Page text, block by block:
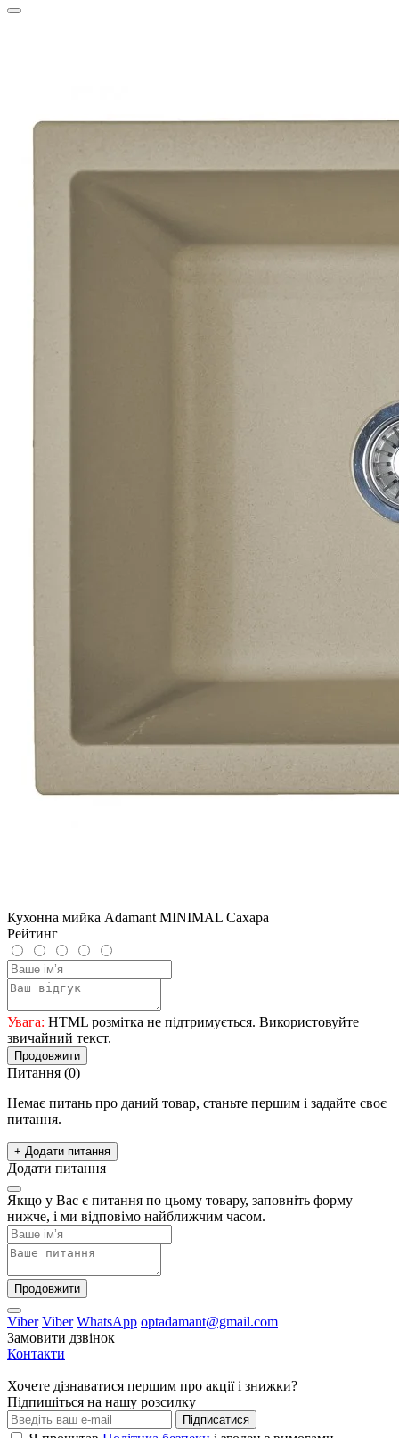
Кухонна мийка Adamant MINIMAL Сахара
Рейтинг
Увага: HTML розмітка не підтримується. Використовуйте
звичайний текст.
Продовжити
Питання (0)
Немає питань про даний товар, станьте першим і задайте своє
питання.
+ Додати питання
Додати питання
Якщо у Вас є питання по цьому товару, заповніть форму
нижче, і ми відповімо найближчим часом.
Продовжити
Viber Viber WhatsApp optadamant@gmail.com
Замовити дзвінок
Контакти
Хочете дізнаватися першим про акції і знижки?
Підпишіться на нашу розсилку
Підписатися